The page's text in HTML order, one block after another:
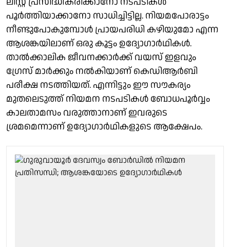
പൂർത്തിയാക്കാനോ സാധിച്ചിട്ടില്ല. നിയമപോരാട്ടം
നീണ്ടുപോകുമ്പോൾ പ്രായപരിധി കഴിയുമോ എന്ന
ആശങ്കയിലാണ് ഒരു കൂട്ടം ഉദ്യോഗാർഥികൾ.
താൽക്കാലിക ജീവനക്കാർക്ക് വയസ് ഇളവും
ഗ്രേസ് മാർക്കും നൽകിയാണ് കെഡിആർബി
പരീക്ഷ നടത്തിയത്. എന്നിട്ടും ഈ സൗകര്യം
മുതലെടുത്ത് നിയമന നടപടികൾ ബോധപൂർവ്വം
കാലതാമസം വരുത്താനാണ് ഇവരുടെ
ശ്രമമെന്നാണ് ഉദ്യോഗാർഥികളുടെ ആക്ഷേപം.